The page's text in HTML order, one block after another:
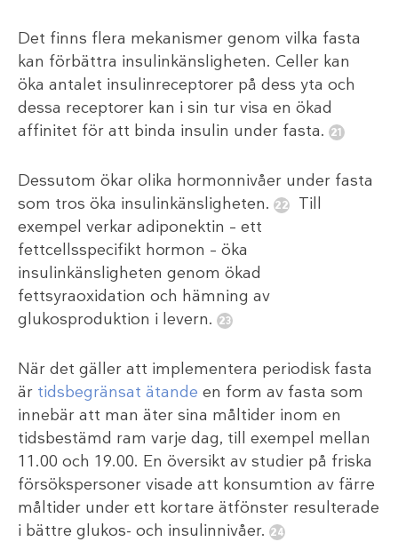
Det finns flera mekanismer genom vilka fasta
kan förbättra insulinkänsligheten. Celler kan
öka antalet insulinreceptorer på dess yta och
dessa receptorer kan i sin tur visa en ökad
affinitet för att binda insulin under fasta.
Dessutom ökar olika hormonnivåer under fasta
som tros öka insulinkänsligheten.
Till
exempel verkar adiponektin – ett
fettcellsspecifikt hormon – öka
insulinkänsligheten genom ökad
fettsyraoxidation och hämning av
glukosproduktion i levern.
När det gäller att implementera periodisk fasta
är tidsbegränsat ätande en form av fasta som
innebär att man äter sina måltider inom en
tidsbestämd ram varje dag, till exempel mellan
11.00 och 19.00. En översikt av studier på friska
försökspersoner visade att konsumtion av färre
måltider under ett kortare ätfönster resulterade
i bättre glukos- och insulinnivåer.